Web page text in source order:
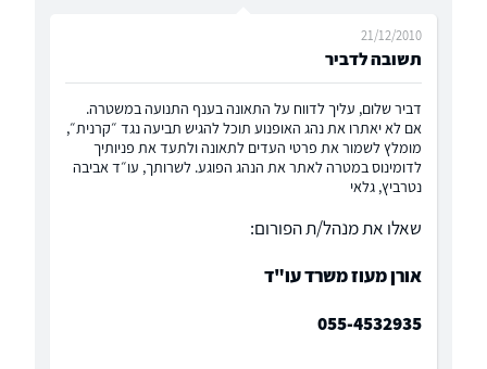
תשובה לדביר
21/12/2010
דביר שלום, עליך לדווח על התאונה בענף התנועה במשטרה.
אם לא יאתרו את נהג האופנוע תוכל להגיש תביעה נגד ״קרנית״,
מומלץ לשמור את פרטי העדים לתאונה ולתעד את פניותיך
לדומינוס במטרה לאתר את הנהג הפוגע. לשרותך, עו״ד אביבה
נטרביץ, גלאי
שאלו את מנהל/ת הפורום:
אורן מעוז משרד עו"ד
055-4532935